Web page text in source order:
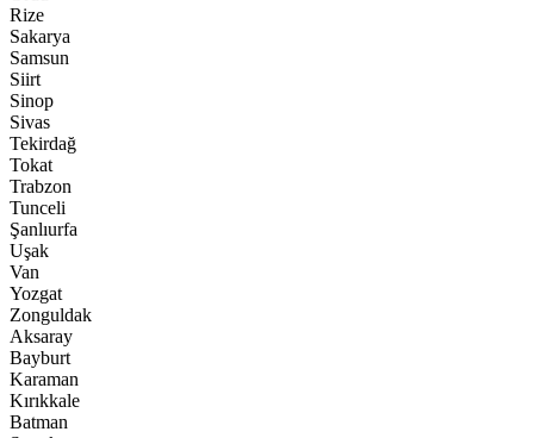
Rize
Sakarya
Samsun
Siirt
Sinop
Sivas
Tekirdağ
Tokat
Trabzon
Tunceli
Şanlıurfa
Uşak
Van
Yozgat
Zonguldak
Aksaray
Bayburt
Karaman
Kırıkkale
Batman